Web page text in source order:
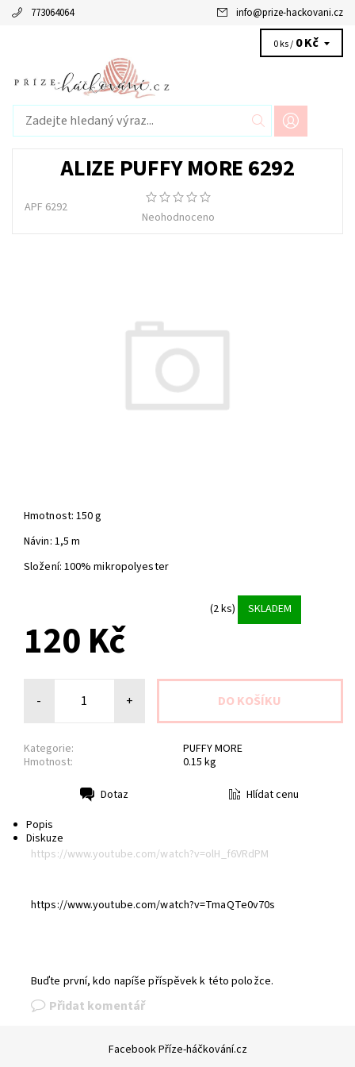
773064064 info@prize-hackovani.cz
0 ks / 0 Kč
ALIZE PUFFY MORE 6292
APF 6292
Neohodnoceno
Hmotnost: 150 g
Návin: 1,5 m
Složení: 100% mikropolyester
(2 ks) SKLADEM
120 Kč
- +
Kategorie:
PUFFY MORE
Hmotnost:
0.15 kg
Dotaz
Hlídat cenu
Popis
Diskuze
https://www.youtube.com/watch?v=olH_f6VRdPM
https://www.youtube.com/watch?v=TmaQTe0v70s
Buďte první, kdo napíše příspěvek k této položce.
Přidat komentář
Facebook Příze-háčkování.cz